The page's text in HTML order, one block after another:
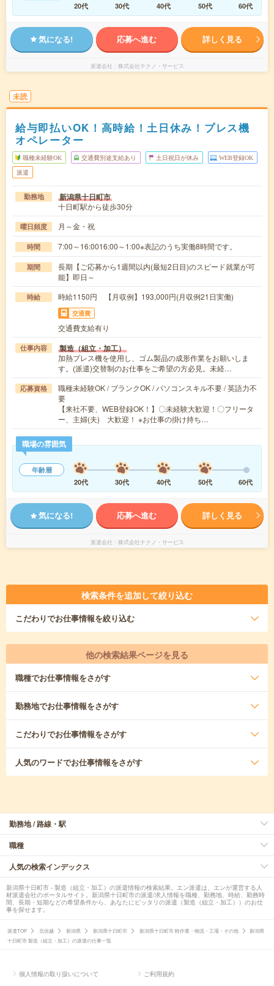
20代
30代 40代 50代 60代
気になる! 応募へ進む 詳しく見る
派遣会社 株式会社テクノ・サービス
未読
給与即払いOK！高時給！土日休み！プレス機
オペレーター
職種未経験OK 交通費別途支給あり 土日祝日が休み WEB登録OK
派遣
勤務地 新潟県十日町市
十日町駅から徒歩30分
曜日頻度 月～金・祝
時間 7:00～16:0016:00～1:00※表記のうち実働8時間です。
期間
長期【ご応募から1週間以内(最短2日目)のスピード就業が可
能】即日～
時給 時給1150円 【月収例】193,000円(月収例21日実働)
交通費
交通費支給有り
仕事内容 製造（組立・加工）
加熱プレス機を使用し、ゴム製品の成形作業をお願いしま
す。(派遣)交替制のお仕事をご希望の方必見。未経…
応募資格
職種未経験OK / ブランクOK / パソコンスキル不要 / 英語力不
要
【来社不要、WEB登録OK！】〇未経験大歓迎！〇フリータ
ー、主婦(夫) 大歓迎！ ※お仕事の掛け持ち…
職場の雰囲気
年齢層
20代
30代 40代 50代 60代
気になる! 応募へ進む 詳しく見る
派遣会社 株式会社テクノ・サービス
検索条件を追加して絞り込む
こだわりでお仕事情報を絞り込む
他の検索結果ページを見る
職種でお仕事情報をさがす
勤務地でお仕事情報をさがす
こだわりでお仕事情報をさがす
人気のワードでお仕事情報をさがす
勤務地 / 路線・駅
職種
人気の検索インデックス
新潟県十日町市 - 製造（組立・加工）の派遣情報の検索結果。エン派遣は、エンが運営する人
材派遣会社のポータルサイト。新潟県十日町市の派遣/求人情報を職種、勤務地、時給、勤務時
間、長期・短期などの希望条件から、あなたにピッタリの派遣（製造（組立・加工））のお仕
事を探せます。
派遣TOP 北信越 新潟県 新潟県十日町市 新潟県十日町市 軽作業・物流・工場・その他
新潟県
十日町市 製造（組立・加工）の派遣の仕事一覧
個人情報の取り扱いについて ご利用規約